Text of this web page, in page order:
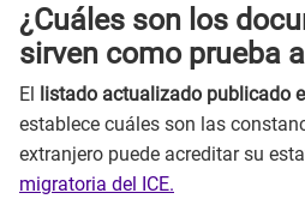
¿Cuáles son los
sirven como prueba
El listado actualizado publicado
establece cuáles son las
extranjero puede acreditar su
migratoria del ICE.